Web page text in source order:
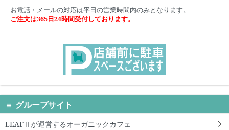
お電話・メールの対応は平日の営業時間内のみとなります。
ご注文は365日24時間受付しております。
グループサイト
LEAFⅡが運営するオーガニックカフェ